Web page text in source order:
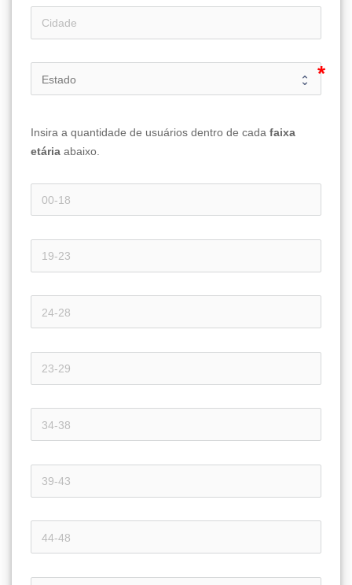
Insira a quantidade de usuários dentro de cada faixa
etária abaixo.